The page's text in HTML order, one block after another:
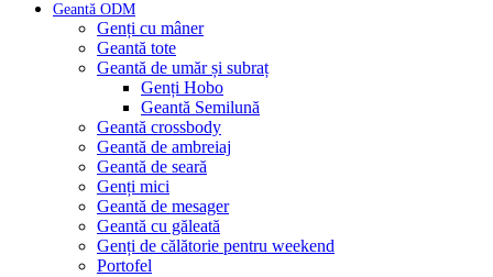
Geantă ODM
Genți cu mâner
Geantă tote
Geantă de umăr și subraț
Genți Hobo
Geantă Semilună
Geantă crossbody
Geantă de ambreiaj
Geantă de seară
Genți mici
Geantă de mesager
Geantă cu găleată
Genți de călătorie pentru weekend
Portofel